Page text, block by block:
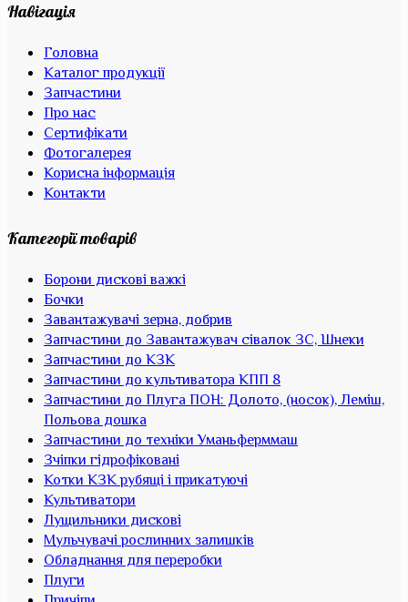
Навігація
Головна
Каталог продукції
Запчастини
Про нас
Сертифікати
Фотогалерея
Корисна інформація
Контакти
Категорії товарів
Борони дискові важкі
Бочки
Завантажувачі зерна, добрив
Запчастини до Завантажувач сівалок ЗС, Шнеки
Запчастини до КЗК
Запчастини до культиватора КПП 8
Запчастини до Плуга ПОН: Долото, (носок), Леміш,
Польова дошка
Запчастини до техніки Уманьферммаш
Зчіпки гідрофіковані
Котки КЗК рубящі і прикатуючі
Культиватори
Лущильники дискові
Мульчувачі рослинних залишків
Обладнання для переробки
Плуги